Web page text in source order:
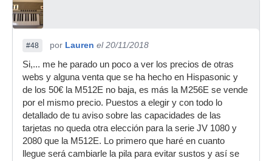
#48 por Lauren el 20/11/2018
Si,... me he parado un poco a ver los precios de otras
webs y alguna venta que se ha hecho en Hispasonic y
de los 50€ la M512E no baja, es más la M256E se vende
por el mismo precio. Puestos a elegir y con todo lo
detallado de tu aviso sobre las capacidades de las
tarjetas no queda otra elección para la serie JV 1080 y
2080 que la M512E. Lo primero que haré en cuanto
llegue será cambiarle la pila para evitar sustos y así se